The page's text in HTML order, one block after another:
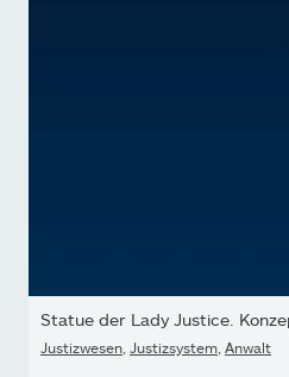
Statue der Lady Justice.
Justizwesen Justizsystem Anwalt